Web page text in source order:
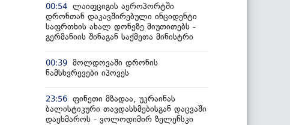
00:54 ლაიფციგის აეროპორტში
დრონთან დაკავშირებული ინციდენტი
საფრთხის ახალ დონეზე მიუთითებს -
გერმანიის შინაგან საქმეთა მინისტრი
00:39 მოლდოვაში დრონის
ნამსხვრევები იპოვეს
23:56 ფინეთი მზადაა, უკრაინას
ბალისტიკური თავდასხმებისგან დაცვაში
დაეხმაროს - ვოლოდიმირ ზელენსკი